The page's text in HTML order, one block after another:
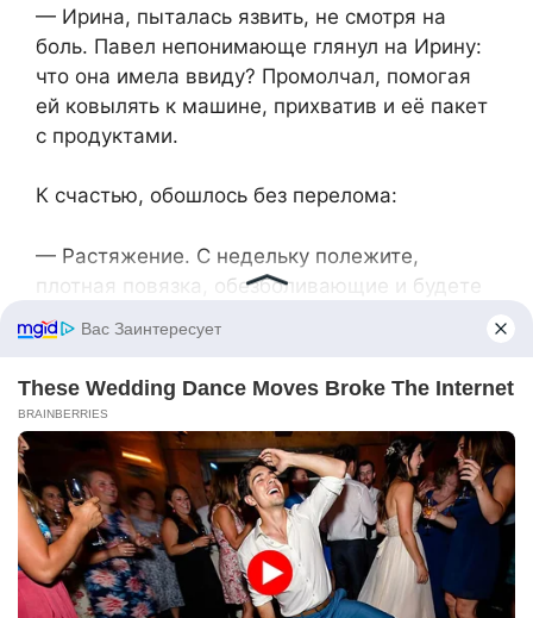
— Ирина, пыталась язвить, не смотря на
боль. Павел непонимающе глянул на Ирину:
что она имела ввиду? Промолчал, помогая
ей ковылять к машине, прихватив и её пакет
с продуктами.
К счастью, обошлось без перелома:
— Растяжение. С недельку полежите,
плотная повязка, обезболивающие и будете
как новенькая. — Врач разглядывал снимок
Ирининой ноги.
— Вы не стесняйтесь, звоните, если что-то
будет нужно. — Сказал на прощание Павел,
когда Ирина уже тяжело опустилась в
кресле дома. Глаза его в этот момент
показались ей такими добрыми, искренними.
А может, зря она так грубо с ним? —
подумала Ирина, а вслух сказала: